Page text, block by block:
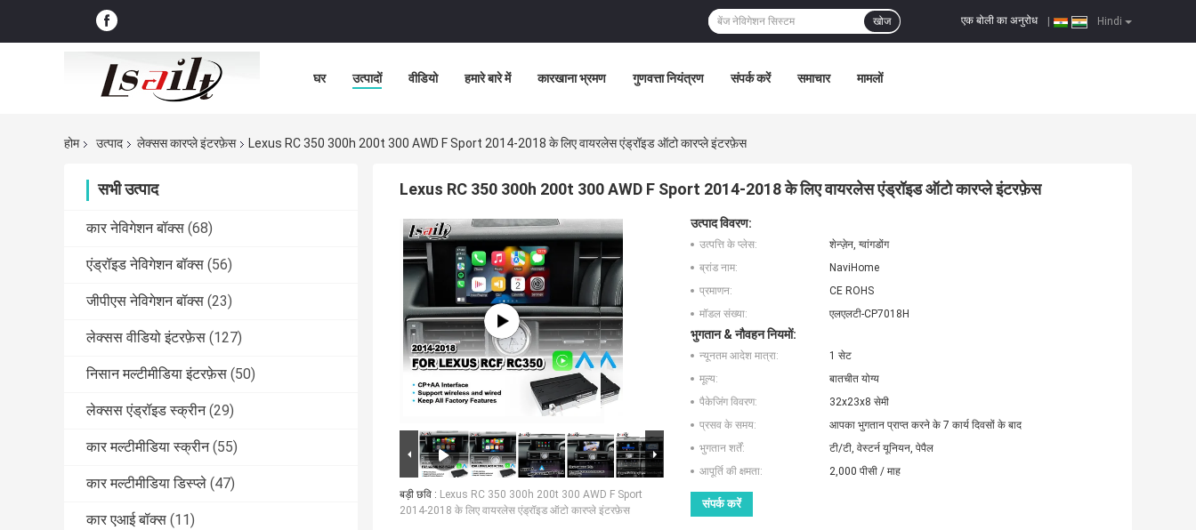
Hindi
एक बोली का अनुरोध
खोज
घर उत्पादों वीडियो हमारे बारे में कारखाना भ्रमण गुणवत्ता नियंत्रण संपर्क करें समाचार मामलों
होम उत्पाद लेक्सस कारप्ले इंटरफ़ेस Lexus RC 350 300h 200t 300 AWD F Sport 2014-2018 के लिए वायरलेस एंड्रॉइड ऑटो कारप्ले इंटरफ़ेस
सभी उत्पाद
कार नेविगेशन बॉक्स (68)
एंड्रॉइड नेविगेशन बॉक्स (56)
जीपीएस नेविगेशन बॉक्स (23)
लेक्सस वीडियो इंटरफ़ेस (127)
निसान मल्टीमीडिया इंटरफ़ेस (50)
लेक्सस एंड्रॉइड स्क्रीन (29)
कार मल्टीमीडिया स्क्रीन (55)
कार मल्टीमीडिया डिस्प्ले (47)
कार एआई बॉक्स (11)
Lexus RC 350 300h 200t 300 AWD F Sport 2014-2018 के लिए वायरलेस एंड्रॉइड ऑटो कारप्ले इंटरफ़ेस
बड़ी छवि : Lexus RC 350 300h 200t 300 AWD F Sport
2014-2018 के लिए वायरलेस एंड्रॉइड ऑटो कारप्ले इंटरफ़ेस
उत्पाद विवरण:
उत्पत्ति के प्लेस:
शेन्ज़ेन, ग्वांगडोंग
ब्रांड नाम:
NaviHome
प्रमाणन:
CE ROHS
मॉडल संख्या:
एलएलटी-CP7018H
भुगतान & नौवहन नियमों:
न्यूनतम आदेश मात्रा:
1 सेट
मूल्य:
बातचीत योग्य
पैकेजिंग विवरण:
32x23x8 सेमी
प्रसव के समय:
आपका भुगतान प्राप्त करने के 7 कार्य दिवसों के बाद
भुगतान शर्तें:
टी/टी, वेस्टर्न यूनियन, पेपैल
आपूर्ति की क्षमता:
2,000 पीसी / माह
संपर्क करें